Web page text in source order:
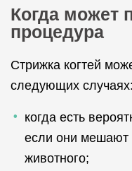
Когда может
процедура
Стрижка когтей
следующих случаях:
когда есть
если они мешают
животного;